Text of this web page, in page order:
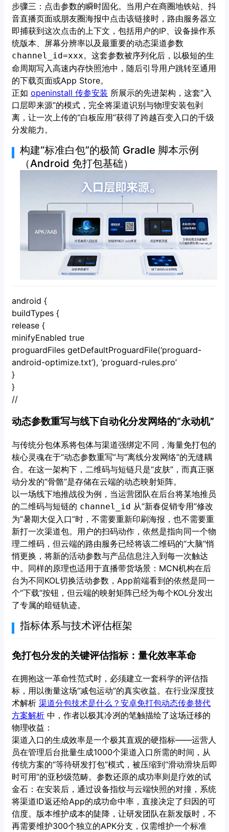
步骤三：点击参数的瞬时固化。当用户在商圈地铁站、抖
音直播页面或朋友圈海报中点击该链接时，路由服务器立
即捕获到这次点击的上下文，包括用户的IP、设备操作系
统版本、屏幕分辨率以及最重要的动态渠道参数
channel_id=xxx。这套参数被序列化后，以极短的生
命周期写入高速内存快照池中，随后引导用户跳转至通用
的下载页面或App Store。
正如 openinstall 传参安装 所展示的先进架构，这套“入
口层即来源”的模式，完全将渠道识别与物理安装包剥
离，让一次上传的“白板应用”获得了跨越百变入口的千级
分发能力。
构建“标准白包”的极简 Gradle 脚本示例
（Android 免打包基础）
android {
buildTypes {
release {
minifyEnabled true
proguardFiles getDefaultProguardFile(‘proguard-
android-optimize.txt’), ‘proguard-rules.pro’
}
}
//
动态参数重写与线下自动化分发网络的“永动机”
与传统分包体系将包体与渠道强绑定不同，海量免打包的
核心灵魂在于“动态参数重写”与“离线分发网络”的无缝耦
合。在这一架构下，二维码与短链只是“皮肤”，而真正驱
动分发的“骨骼”是存储在云端的动态映射矩阵。
以一场线下地推战役为例，当运营团队在后台将某地推员
的二维码与短链的 channel_id 从“新春促销专用”修改
为“暑期大促入口”时，不需要重新印刷海报，也不需要重
新打一次渠道包。用户的扫码动作，依然是指向同一个物
理二维码，但云端的路由服务已经将该二维码的“大脑”悄
悄更换，将新的活动参数与产品信息注入到每一次触达
中。同样的原理也适用于直播带货场景：MCN机构在后
台为不同KOL切换活动参数，App前端看到的依然是同一
个“下载”按钮，但云端的映射矩阵已经为每个KOL分发出
了专属的暗链轨迹。
指标体系与技术评估框架
免打包分发的关键评估指标：量化效率革命
在拥抱这一革命性范式时，必须建立一套科学的评估指
标，用以衡量这场“减包运动”的真实收益。在行业深度技
术解析 渠道分包技术是什么？安卓免打包动态传参替代
方案解析 中，作者以极其冷冽的笔触描绘了这场迁移的
物理收益：
渠道入口的生成效率是一个极其直观的硬指标——运营人
员在管理后台批量生成1000个渠道入口所需的时间，从
传统方案的“等待研发打包”模式，被压缩到“滑动滑块后即
时可用”的亚秒级范畴。参数还原的成功率则是疗效的试
金石：在安装后，通过设备指纹与云端快照的对撞，系统
将渠道ID返还给App的成功命中率，直接决定了归因的可
信度。版本维护成本的陡降，让研发团队在新发版时，不
再需要维护300个独立的APK分支，仅需维护一个标准